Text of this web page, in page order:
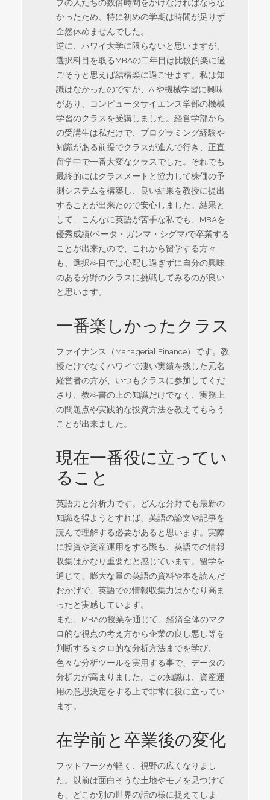
ブの人たちの数倍時間をかけなければならな
かったため、特に初めの学期は時間が足りず
全然休めませんでした。
逆に、ハワイ大学に限らないと思いますが、
選択科目を取るMBAの二年目は比較的楽に過
ごそうと思えば結構楽に過ごせます。私は知
識はなかったのですが、AIや機械学習に興味
があり、コンピュータサイエンス学部の機械
学習のクラスを受講しました。経営学部から
の受講生は私だけで、プログラミング経験や
知識がある前提でクラスが進んで行き、正直
留学中で一番大変なクラスでした。それでも
最終的にはクラスメートと協力して株価の予
測システムを構築し、良い結果を教授に提出
することが出来たので安心しました。結果と
して、こんなに英語が苦手な私でも、MBAを
優秀成績(ベータ・ガンマ・シグマ)で卒業する
ことが出来たので、これから留学する方々
も、選択科目では心配し過ぎずに自分の興味
のある分野のクラスに挑戦してみるのが良い
と思います。
一番楽しかったクラス
ファイナンス（Managerial Finance）です。教
授だけでなくハワイで凄い実績を残した元名
経営者の方が、いつもクラスに参加してくだ
さり、教科書の上の知識だけでなく、実務上
の問題点や実践的な投資方法を教えてもらう
ことが出来ました。
現在一番役に立ってい
ること
英語力と分析力です。どんな分野でも最新の
知識を得ようとすれば、英語の論文や記事を
読んで理解する必要があると思います。実際
に投資や資産運用をする際も、英語での情報
収集はかなり重要だと感じています。留学を
通じて、膨大な量の英語の資料や本を読んだ
おかげで、英語での情報収集力はかなり高ま
ったと実感しています。
また、MBAの授業を通じて、経済全体のマク
ロ的な視点の考え方から企業の良し悪し等を
判断するミクロ的な分析方法までを学び、
色々な分析ツールを実用する事で、データの
分析力が高まりました。この知識は、資産運
用の意思決定をする上で非常に役に立ってい
ます。
在学前と卒業後の変化
フットワークが軽く、視野の広くなりまし
た。以前は面白そうな土地やモノを見つけて
も、どこか別の世界の話の様に捉えてしま